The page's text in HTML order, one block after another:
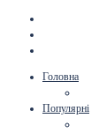
Головна
Популярні